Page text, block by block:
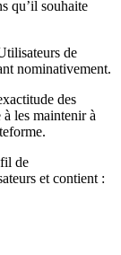
qu’il souhaite
de
nominativement.
des
les maintenir à
de
et contient :